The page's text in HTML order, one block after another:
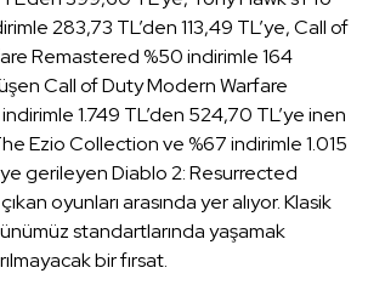
283,73 TL’den 113,49 TL’ye, Call of
Remastered %50 indirimle 164
Call of Duty Modern Warfare
1.749 TL’den 524,70 TL’ye inen
Ezio Collection ve %67 indirimle 1.015
gerileyen Diablo 2: Resurrected
oyunları arasında yer alıyor. Klasik
standartlarında yaşamak
bir fırsat.